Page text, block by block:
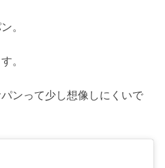
。
。
ンって少し想像しにくいで